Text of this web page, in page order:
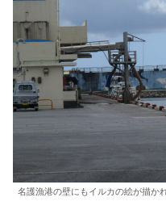
名護漁港の壁にもイルカの絵が描か